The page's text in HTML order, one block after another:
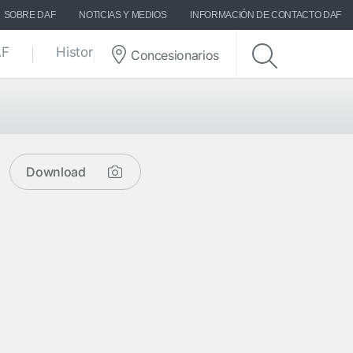
SOBRE DAF NOTICIAS Y MEDIOS INFORMACIÓN DE CONTACTO DAF
Historias DAFConcesionarios
Download